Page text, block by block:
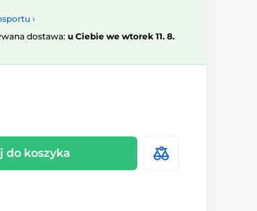
›
dostawa: u Ciebie we wtorek 11. 8.
do koszyka